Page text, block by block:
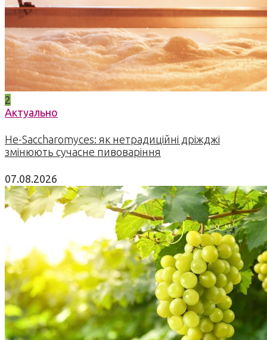
2
Актуально
Не-Saccharomyces: як нетрадиційні дріжджі
змінюють сучасне пивоваріння
07.08.2026